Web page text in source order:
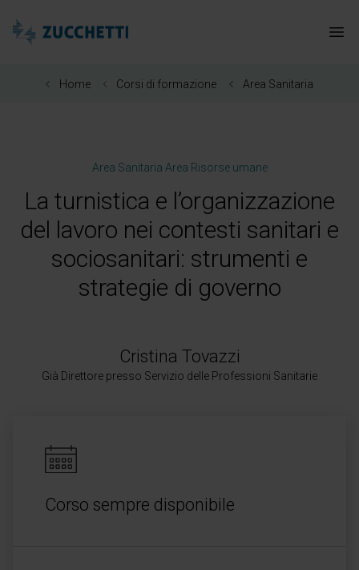
Zucchetti Healthcare
Home Corsi di formazione Area Sanitaria
Area Sanitaria Area Risorse umane
La turnistica e l’organizzazione
del lavoro nei contesti sanitari e
sociosanitari: strumenti e
strategie di governo
Cristina Tovazzi
Già Direttore presso Servizio delle Professioni Sanitarie
Corso sempre disponibile